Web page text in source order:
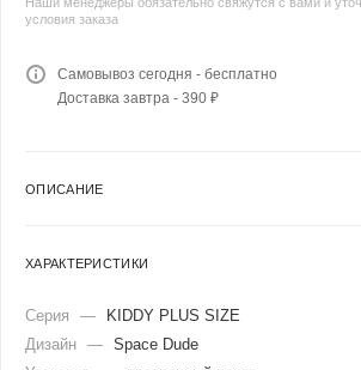
условия заказа
Самовывоз сегодня - бесплатно
Доставка завтра - 390 ₽
ОПИСАНИЕ
ХАРАКТЕРИСТИКИ
Серия —
KIDDY PLUS SIZE
Дизайн — Space Dude